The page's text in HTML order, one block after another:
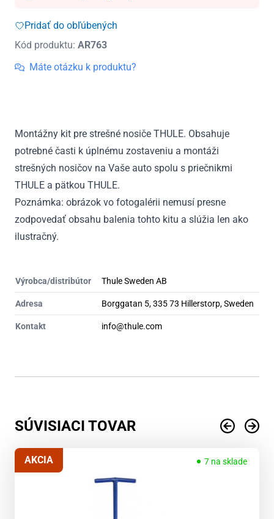
Pridať do obľúbených
Kód produktu: AR763
Máte otázku k produktu?
Montážny kit pre strešné nosiče THULE. Obsahuje
potrebné časti k úplnému zostaveniu a montáži
strešných nosičov na Vaše auto spolu s priečnikmi
THULE a pätkou THULE.
Poznámka: obrázok vo fotogalérii nemusí presne
zodpovedať obsahu balenia tohto kitu a slúžia len ako
ilustračný.
Výrobca/distribútor Thule Sweden AB
Adresa Borggatan 5, 335 73 Hillerstorp, Sweden
Kontakt info@thule.com
SÚVISIACI TOVAR
7 na sklade
AKCIA